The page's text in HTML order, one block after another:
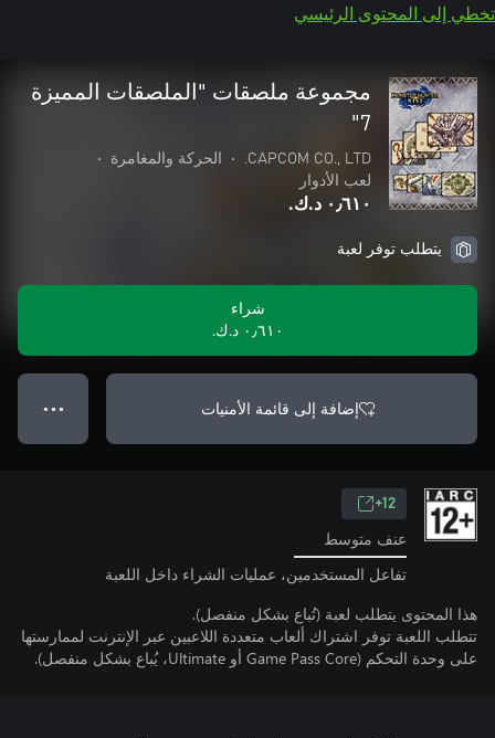
تخطي إلى المحتوى الرئيسي
مجموعة ملصقات "الملصقات المميزة
7"
CAPCOM CO., LTD.
• الحركة والمغامرة
•
لعب الأدوار
٠٫٦١٠ د.ك.‏
يتطلب توفر لعبة
شراء
٠٫٦١٠ د.ك.‏
إضافة إلى قائمة الأمنيات ● ● ●
12+
عنف متوسط
تفاعل المستخدمين، عمليات الشراء داخل اللعبة
هذا المحتوى يتطلب لعبة (تُباع بشكل منفصل).
تتطلب اللعبة توفر اشتراك ألعاب متعددة اللاعبين عبر الإنترنت لممارستها
على وحدة التحكم (Game Pass Core أو Ultimate، يُباع بشكل منفصل).